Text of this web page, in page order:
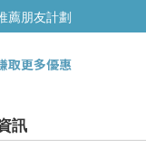
薦朋友計劃
取更多優惠
訊